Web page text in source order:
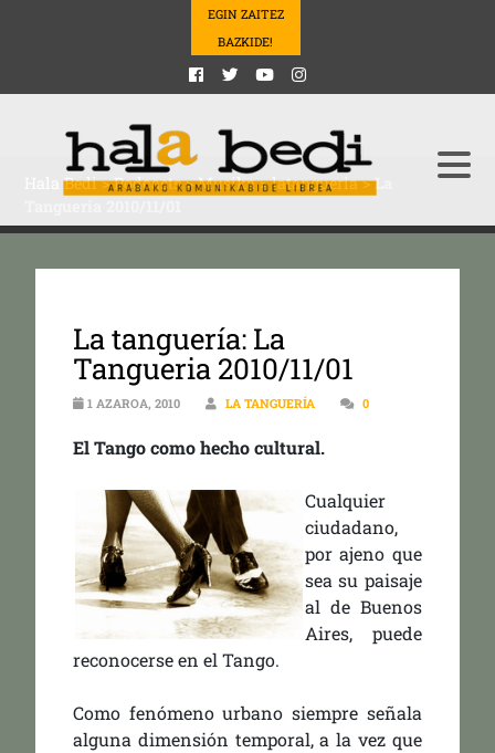
EGIN ZAITEZ
BAZKIDE!
Hala Bedi>Podcasts>Musika>latangueria>La
La tanguería: La
Tangueria 2010/11/01
1 AZAROA, 2010 LA TANGUERÍA 0
El Tango como hecho cultural.
Cualquier
ciudadano,
por ajeno que
sea su paisaje
al de Buenos
Aires, puede
reconocerse en el Tango.
Como fenómeno urbano siempre señala
alguna dimensión temporal, a la vez que